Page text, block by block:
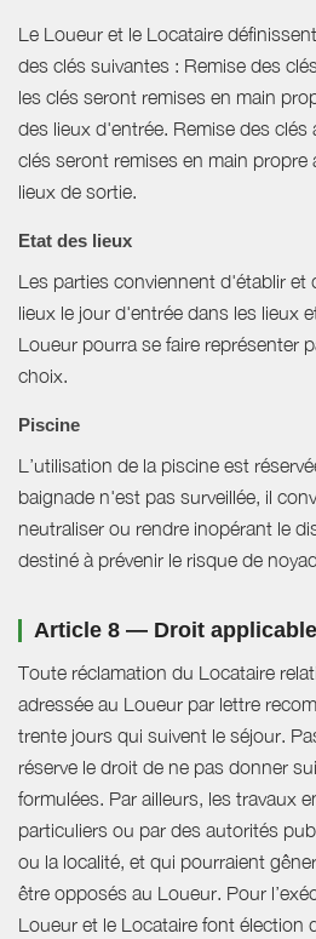
Le Loueur et le Locataire
des clés suivantes : Remise des
les clés seront remises en main
des lieux d'entrée. Remise des
clés seront remises en main
lieux de sortie.
Etat des lieux
Les parties conviennent d'établir et
lieux le jour d'entrée dans les lieux
Loueur pourra se faire représenter
choix.
Piscine
L’utilisation de la piscine est
baignade n'est pas surveillée, il
neutraliser ou rendre inopérant le
destiné à prévenir le risque de
Article 8 — Droit
Toute réclamation du Locataire
adressée au Loueur par lettre
trente jours qui suivent le séjour.
réserve le droit de ne pas donner
formulées. Par ailleurs, les travaux
particuliers ou par des autorités
ou la localité, et qui pourraient
être opposés au Loueur. Pour
Loueur et le Locataire font élection